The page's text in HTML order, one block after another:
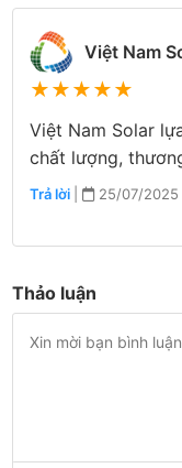
Việt Nam
★★★★★
Việt Nam Solar
chất lượng,
Trả lời | 25/07/2025
Thảo luận